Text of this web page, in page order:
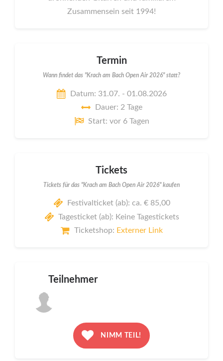
Zusammensein seit 1994!
Termin
Wann findet das "Krach am Bach Open Air 2026" statt?
Datum: 31.07. - 01.08.2026
Dauer: 2 Tage
Start: vor 6 Tagen
Tickets
Tickets für das "Krach am Bach Open Air 2026" kaufen
Festivalticket (ab): ca. € 85,00
Tagesticket (ab): Keine Tagestickets
Ticketshop: Externer Link
Teilnehmer
NIMM TEIL!